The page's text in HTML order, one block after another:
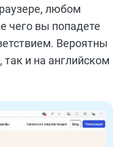
любом
чего вы попадете
Вероятны
так и на английском